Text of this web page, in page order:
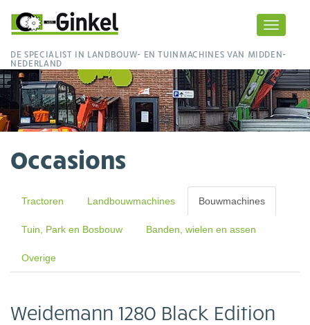
Toggle
DE SPECIALIST IN LANDBOUW- EN TUINMACHINES VAN MIDDEN-
NEDERLAND
Occasions
Tractoren Landbouwmachines Bouwmachines
Tuin, Park en Bosbouw Banden, wielen en assen
Overige
Weidemann 1280 Black Edition